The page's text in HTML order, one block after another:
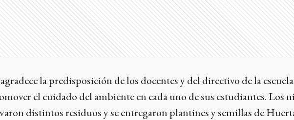
agradece la predisposición de los docentes y del directivo de la
el cuidado del ambiente en cada uno de sus estudiantes. Los
distintos residuos y se entregaron plantines y semillas de